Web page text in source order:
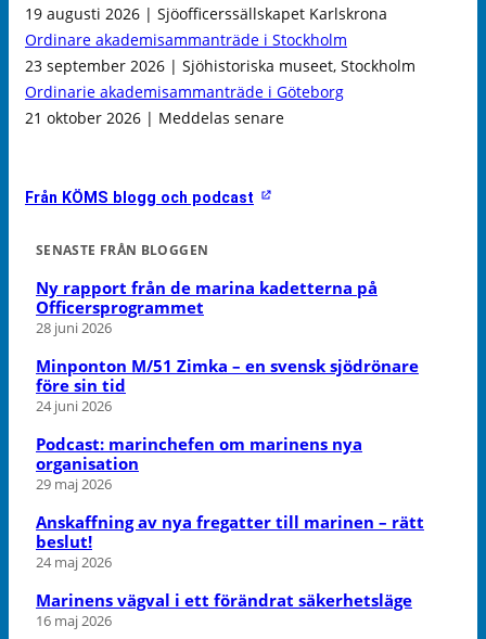
19 augusti 2026 | Sjöofficerssällskapet Karlskrona
Ordinare akademisammanträde i Stockholm
23 september 2026 | Sjöhistoriska museet, Stockholm
Ordinarie akademisammanträde i Göteborg
21 oktober 2026 | Meddelas senare
Från KÖMS blogg och podcast
SENASTE FRÅN BLOGGEN
Ny rapport från de marina kadetterna på
Officersprogrammet
28 juni 2026
Minponton M/51 Zimka – en svensk sjödrönare
före sin tid
24 juni 2026
Podcast: marinchefen om marinens nya
organisation
29 maj 2026
Anskaffning av nya fregatter till marinen – rätt
beslut!
24 maj 2026
Marinens vägval i ett förändrat säkerhetsläge
16 maj 2026